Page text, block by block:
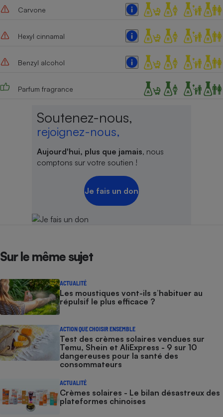
Carvone
Hexyl cinnamal
Benzyl alcohol
Parfum fragrance
Soutenez-nous,
rejoignez-nous,
Aujourd'hui, plus que jamais, nous
comptons sur votre soutien !
Je fais un don
Sur le même sujet
ACTUALITÉ
Les moustiques vont-ils s’habituer au
répulsif le plus efficace ?
ACTION QUE CHOISIR ENSEMBLE
Test des crèmes solaires vendues sur
Temu, Shein et AliExpress - 9 sur 10
dangereuses pour la santé des
consommateurs
ACTUALITÉ
Crèmes solaires - Le bilan désastreux des
plateformes chinoises